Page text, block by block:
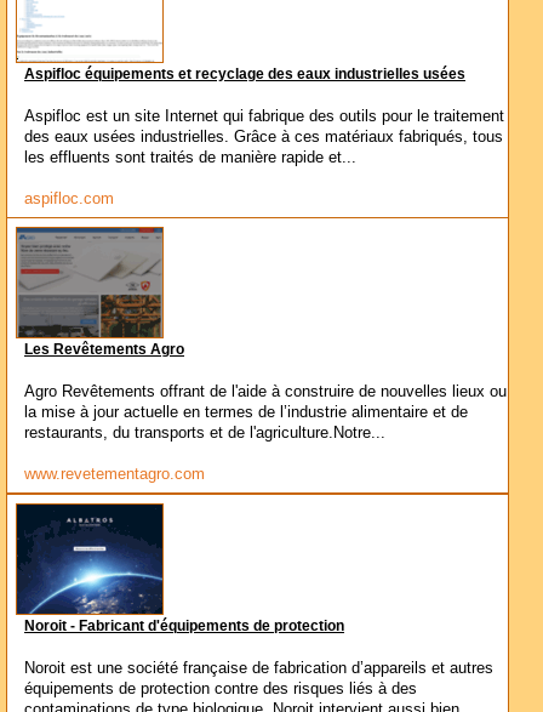
Aspifloc équipements et recyclage des eaux industrielles usées
Aspifloc est un site Internet qui fabrique des outils pour le traitement
des eaux usées industrielles. Grâce à ces matériaux fabriqués, tous
les effluents sont traités de manière rapide et...
aspifloc.com
Les Revêtements Agro
Agro Revêtements offrant de l'aide à construire de nouvelles lieux ou
la mise à jour actuelle en termes de l’industrie alimentaire et de
restaurants, du transports et de l'agriculture.Notre...
www.revetementagro.com
Noroit - Fabricant d'équipements de protection
Noroit est une société française de fabrication d’appareils et autres
équipements de protection contre des risques liés à des